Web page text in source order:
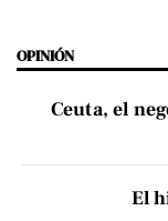
OPINIÓN
Ceuta, el
El